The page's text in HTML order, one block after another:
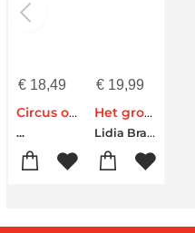
€18,49
Circus of Shadows
...
€19,99
Het grote gevoelenshotel
Lidia Brankovic